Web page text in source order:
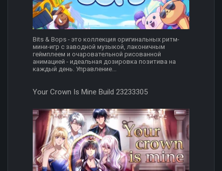
Bits & Bops - это коллекция оригинальных ритм-
мини‑игр с заводной музыкой, лаконичным
геймплеем и очаровательной рисованной
анимацией - идеальная дозировка позитива на
каждый день. Управление...
Your Crown Is Mine Build 23233305